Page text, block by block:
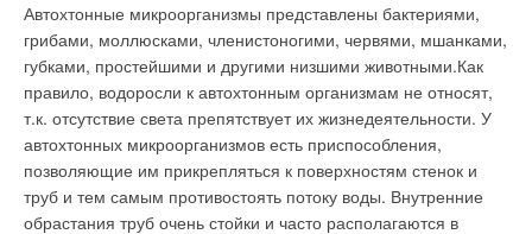
Автохтонные микроорганизмы представлены бактериями,
грибами, моллюсками, членистоногими, червями, мшанками,
губками, простейшими и другими низшими животными.Как
правило, водоросли к автохтонным организмам не относят,
т.к. отсутствие света препятствует их жизнедеятельности. У
автохтонных микроорганизмов есть приспособления,
позволяющие им прикрепляться к поверхностям стенок и
труб и тем самым противостоять потоку воды. Внутренние
обрастания труб очень стойки и часто располагаются в
Основные преимущества компании «ЭКА»:
высокое качество производства и надежность при
эксплуатации;
простой способ монтажа;
многообразие возможностей применения и разнообразие
решений;
инженерно-техническая поддержка представительством в
России.